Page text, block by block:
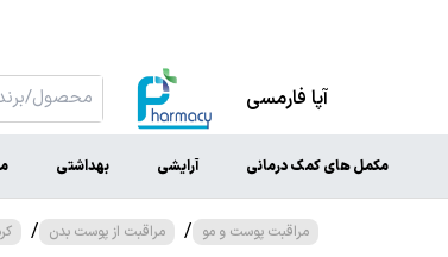
آپا فارمسی
مکمل های کمک درمانی آرایشی بهداشتی
مراقبت پوست و مو / مراقبت از پوست بدن /